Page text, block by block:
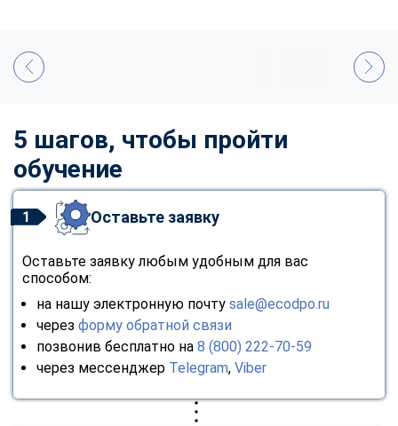
5 шагов, чтобы пройти
обучение
1 Оставьте заявку
Оставьте заявку любым удобным для вас
способом:
на нашу электронную почту sale@ecodpo.ru
через форму обратной связи
позвонив бесплатно на 8 (800) 222-70-59
через мессенджер Telegram, Viber